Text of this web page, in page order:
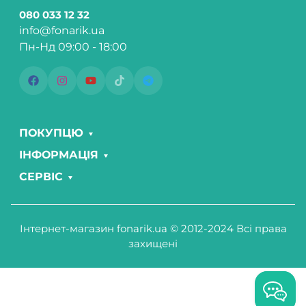
080 033 12 32
info@fonarik.ua
Пн-Нд 09:00 - 18:00
ПОКУПЦЮ
ІНФОРМАЦІЯ
СЕРВІС
Інтернет-магазин fonarik.ua © 2012-2024 Всі права
захищені